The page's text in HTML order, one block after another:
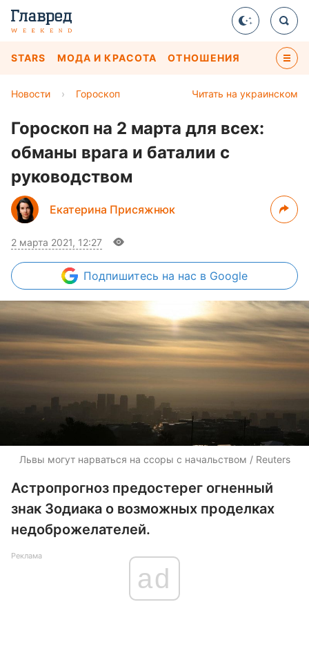
STARS МОДА И КРАСОТА ОТНОШЕНИЯ
Читать на украинском
Новости › Гороскоп
Гороскоп на 2 марта для всех:
обманы врага и баталии с
руководством
Екатерина Присяжнюк
2 марта 2021, 12:27
Подпишитесь на нас в Google
Львы могут нарваться на ссоры с начальством / Reuters
Астропрогноз предостерег огненный
знак Зодиака о возможных проделках
недоброжелателей.
Реклама
ad